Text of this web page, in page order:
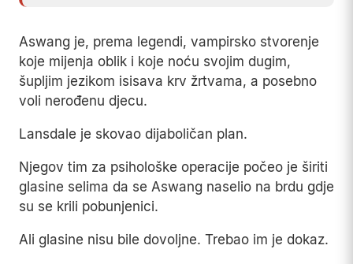
Aswang je, prema legendi, vampirsko stvorenje
koje mijenja oblik i koje noću svojim dugim,
šupljim jezikom isisava krv žrtvama, a posebno
voli nerođenu djecu.
Lansdale je skovao dijaboličan plan.
Njegov tim za psihološke operacije počeo je širiti
glasine selima da se Aswang naselio na brdu gdje
su se krili pobunjenici.
Ali glasine nisu bile dovoljne. Trebao im je dokaz.